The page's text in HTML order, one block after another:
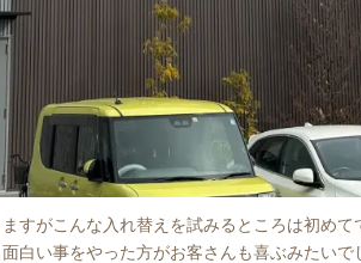
すがこんな入れ替えを試みるところは初め
白い事をやった方がお客さんも喜ぶみたいで